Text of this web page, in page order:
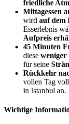
friedliche
Mittagessen
wird auf dem
Esserlebnis
Aufpreis
45 Minuten
diese weniger
für seine
Rückkehr
vollen Tag
in Istanbul an.
Wichtige